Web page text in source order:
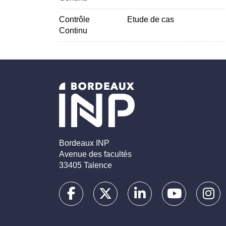
Contrôle
Continu
Etude de cas
Bordeaux INP
Avenue des facultés
33405 Talence